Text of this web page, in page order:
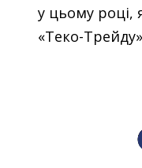
у цьому році,
«Теко-